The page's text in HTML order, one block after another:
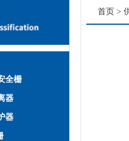
全栅
器
器
首页 >